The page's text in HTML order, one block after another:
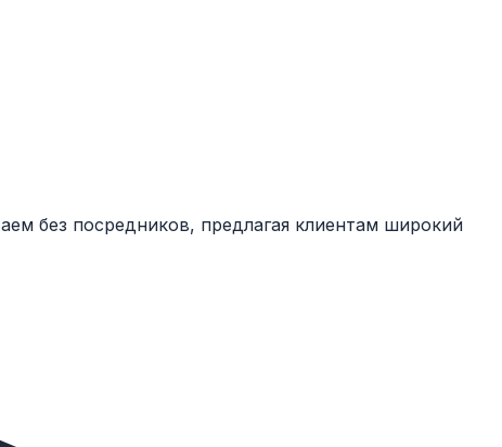
без посредников, предлагая клиентам широкий